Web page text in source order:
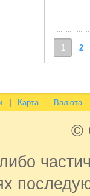
1 2
Карта Валюта
©